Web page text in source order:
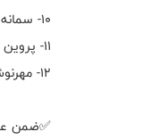
۱۰- سمانه سهرابی از سمنان
۱۱- پروین ضیمران از فارس
۱۲- مهرنوش آرمند از خراسان جنوبی
✅ضمن